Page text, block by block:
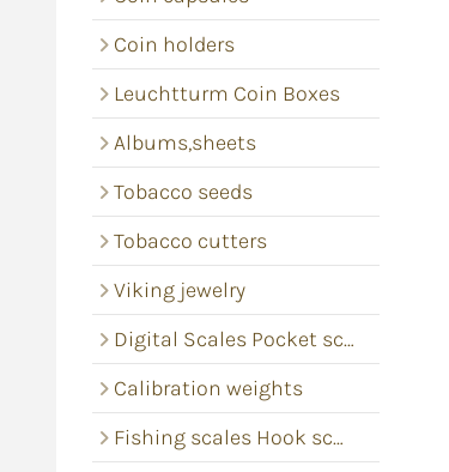
Coin holders
Leuchtturm Coin Boxes
Albums,sheets
Tobacco seeds
Tobacco cutters
Viking jewelry
Digital Scales Pocket scales
Calibration weights
Fishing scales Hook scales